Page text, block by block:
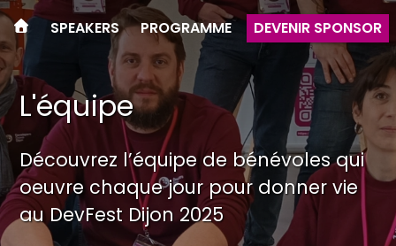
SPEAKERS PROGRAMME DEVENIR SPONSOR
L'équipe
Découvrez l’équipe de bénévoles qui
oeuvre chaque jour pour donner vie
au DevFest Dijon 2025